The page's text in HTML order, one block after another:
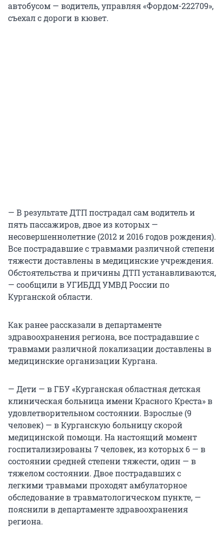
автобусом — водитель, управляя «Фордом-222709»,
съехал с дороги в кювет.
— В результате ДТП пострадал сам водитель и
пять пассажиров, двое из которых —
несовершеннолетние (2012 и 2016 годов рождения).
Все пострадавшие с травмами различной степени
тяжести доставлены в медицинские учреждения.
Обстоятельства и причины ДТП устанавливаются,
— сообщили в УГИБДД УМВД России по
Курганской области.
Как ранее рассказали в департаменте
здравоохранения региона, все пострадавшие с
травмами различной локализации доставлены в
медицинские организации Кургана.
— Дети — в ГБУ «Курганская областная детская
клиническая больница имени Красного Креста» в
удовлетворительном состоянии. Взрослые (9
человек) — в Курганскую больницу скорой
медицинской помощи. На настоящий момент
госпитализированы 7 человек, из которых 6 — в
состоянии средней степени тяжести, один — в
тяжелом состоянии. Двое пострадавших с
легкими травмами проходят амбулаторное
обследование в травматологическом пункте, —
пояснили в департаменте здравоохранения
региона.